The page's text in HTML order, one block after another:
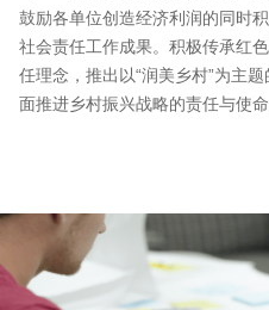
鼓励各单位创造经济利润的同时
社会责任工作成果。积极传承红
任理念，推出以“润美乡村”为主
面推进乡村振兴战略的责任与使命